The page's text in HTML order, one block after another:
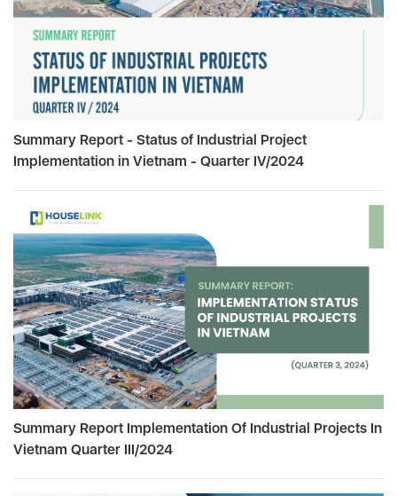
Summary Report - Status of Industrial Project
Implementation in Vietnam - Quarter IV/2024
Summary Report Implementation Of Industrial Projects In
Vietnam Quarter III/2024